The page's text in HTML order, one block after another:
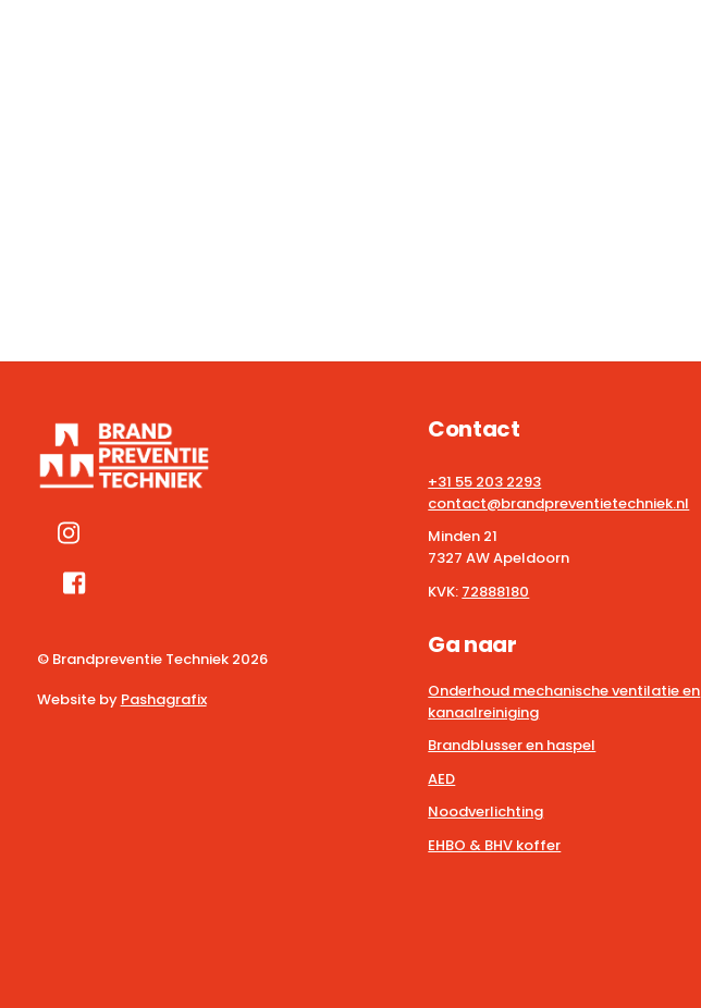
© Brandpreventie Techniek 2026
Website by Pashagrafix
Contact
+31 55 203 2293
contact@brandpreventietechniek.nl
Minden 21
7327 AW Apeldoorn
KVK: 72888180
Ga naar
Onderhoud mechanische ventilatie en
kanaalreiniging
Brandblusser en haspel
AED
Noodverlichting
EHBO & BHV koffer